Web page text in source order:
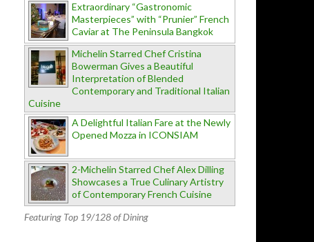
Extraordinary “Gastronomic
Masterpieces” with “Prunier” French
Caviar at The Peninsula Bangkok
Michelin Starred Chef Cristina
Bowerman Gives a Beautiful
Interpretation of Blended
Contemporary and Traditional Italian
Cuisine
A Delightful Italian Fare at the Newly
Opened Mozza in ICONSIAM
2-Michelin Starred Chef Alex Dilling
Showcases a True Culinary Artistry
of Contemporary French Cuisine
Featuring Top 19/128 of Dining